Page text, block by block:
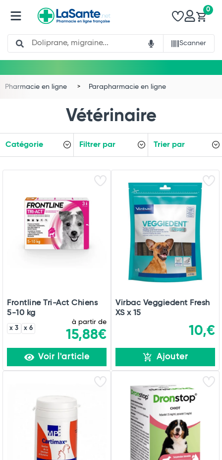
Search
Scanner
0
Pharmacie en ligne Parapharmacie en ligne
Vétérinaire
Catégorie Filtrer par Trier par
Frontline Tri-Act Chiens
5-10 kg
x 3 x 6
à partir de
15,88€
Voir l'article
Virbac Veggiedent Fresh
XS x 15
10,€
Ajouter